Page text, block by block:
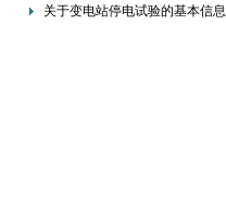
关于变电站停电试验的基本信息